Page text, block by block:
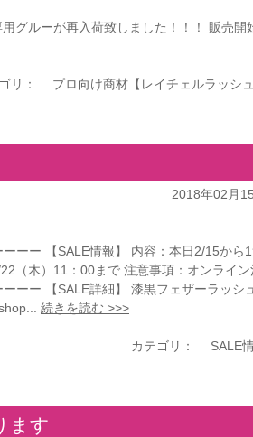
グルーが再入荷致しました！！！ 販売開
リ： プロ向け商材【レイチェルラッシュ
2018年02月
ーー 【SALE情報】 内容：本日2/15から1
（木）11：00まで 注意事項：オンライン
ーー 【SALE詳細】 漆黒フェザーラッシ
続きを読む >>>
カテゴリ： SALE
ます